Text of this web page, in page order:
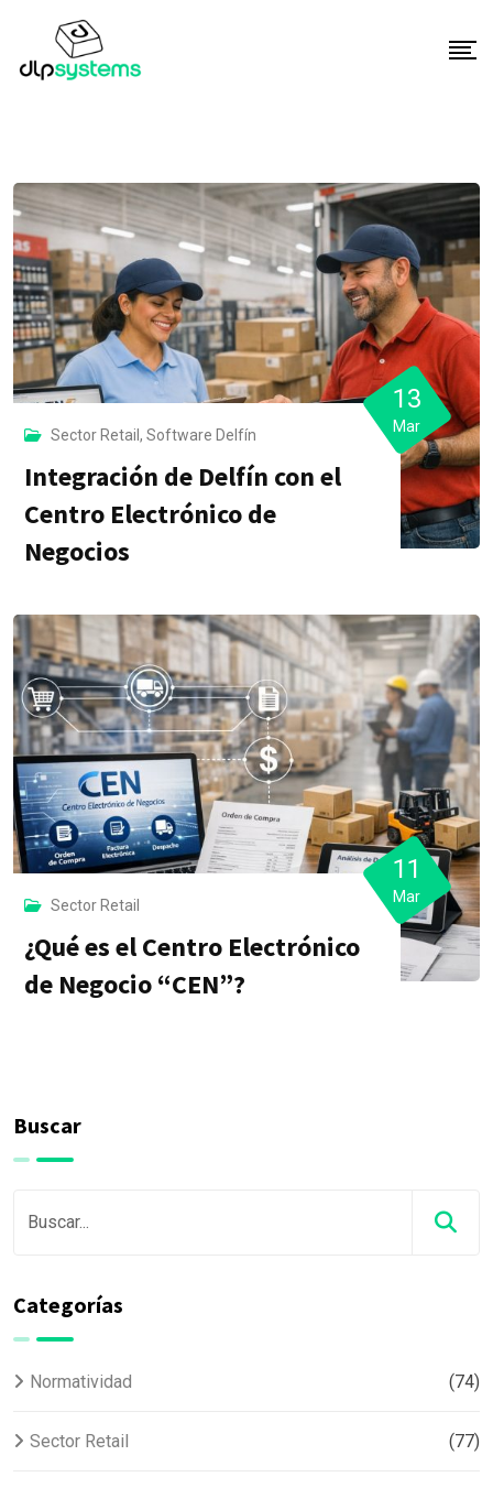
Sector Retail , Software Delfín
Integración de Delfín con el
Centro Electrónico de
Negocios
13
Mar
Sector Retail
¿Qué es el Centro Electrónico
de Negocio “CEN”?
11
Mar
Buscar
Categorías
Normatividad (74)
Sector Retail (77)